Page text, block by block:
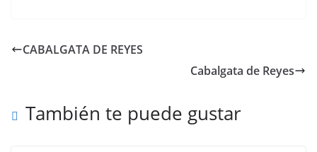
CABALGATA DE REYES
Cabalgata de Reyes
También te puede gustar